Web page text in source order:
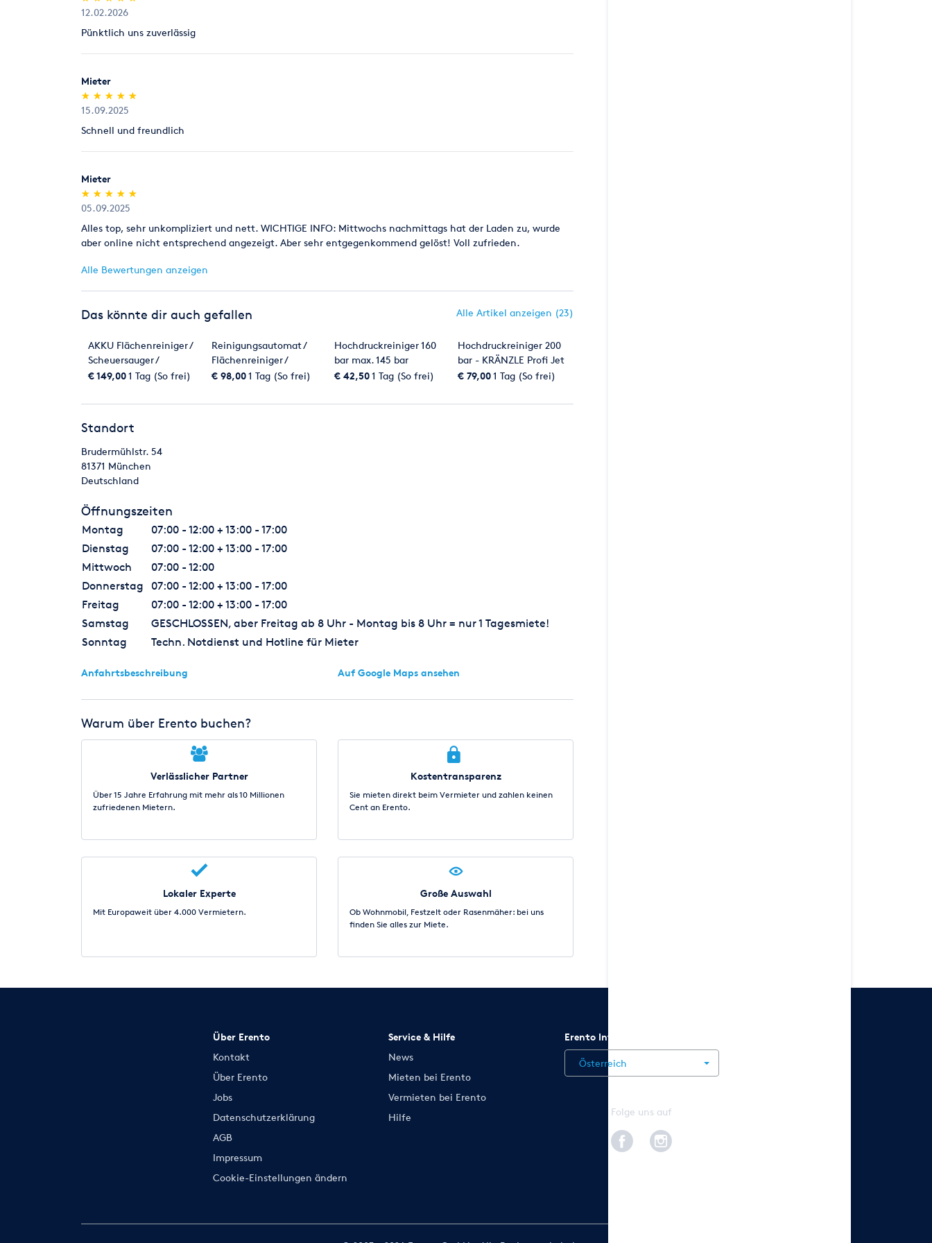
12.02.2026
Pünktlich uns zuverlässig
Mieter
(*)
★
★
(*) ★
★
(*) ★
★
(*) ★
★
(*) ★
★
15.09.2025
Schnell und freundlich
Mieter
(*)
★
★
(*) ★
★
(*) ★
★
(*) ★
★
(*) ★
★
05.09.2025
Alles top, sehr unkompliziert und nett. WICHTIGE INFO: Mittwochs nachmittags hat der Laden zu, wurde
aber online nicht entsprechend angezeigt. Aber sehr entgegenkommend gelöst! Voll zufrieden.
Alle Bewertungen anzeigen
Das könnte dir auch gefallen Alle Artikel anzeigen (23)
AKKU Flächenreiniger /
Scheuersauger /
Reinigungsautomat
€ 149,001 Tag (So frei)
Reinigungsautomat /
Flächenreiniger /
Scheuersauger -
€ 98,001 Tag (So frei)
Hochdruckreiniger 160
bar max. 145 bar
Betriebsdruck
€ 42,501 Tag (So frei)
Hochdruckreiniger 200
bar - KRÄNZLE Profi Jet
B10-200
€ 79,001 Tag (So frei)
Standort
Brudermühlstr. 54
81371 München
Deutschland
Öffnungszeiten
Montag
07:00 - 12:00 + 13:00 - 17:00
Dienstag
07:00 - 12:00 + 13:00 - 17:00
Mittwoch
07:00 - 12:00
Donnerstag
07:00 - 12:00 + 13:00 - 17:00
Freitag
07:00 - 12:00 + 13:00 - 17:00
Samstag
GESCHLOSSEN, aber Freitag ab 8 Uhr - Montag bis 8 Uhr = nur 1 Tagesmiete!
Sonntag
Techn. Notdienst und Hotline für Mieter
Anfahrtsbeschreibung Auf Google Maps ansehen
Warum über Erento buchen?
Verlässlicher Partner
Über 15 Jahre Erfahrung mit mehr als 10 Millionen
zufriedenen Mietern.
Lokaler Experte
Mit Europaweit über 4.000 Vermietern.
Kostentransparenz
Sie mieten direkt beim Vermieter und zahlen keinen
Cent an Erento.
Große Auswahl
Ob Wohnmobil, Festzelt oder Rasenmäher: bei uns
finden Sie alles zur Miete.
Über Erento
Kontakt
Über Erento
Jobs
Datenschutzerklärung
AGB
Impressum
Cookie-Einstellungen ändern
Service & Hilfe
News
Mieten bei Erento
Vermieten bei Erento
Hilfe
Erento International
Österreich
Folge uns auf